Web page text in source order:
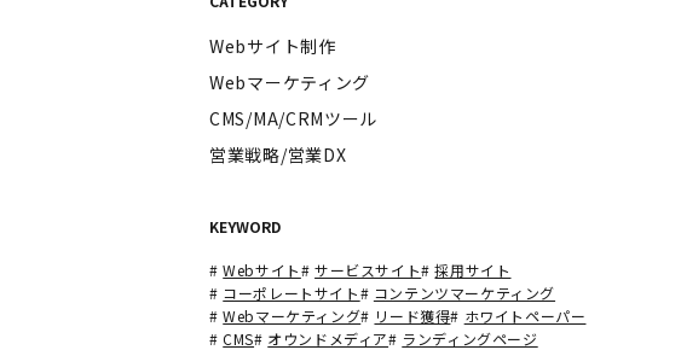
Webサイト制作
Webマーケティング
CMS/MA/CRMツール
営業戦略/営業DX
KEYWORD
#Webサイト#サービスサイト#採用サイト
# コーポレートサイト# コンテンツマーケティング
#Webマーケティング# リード獲得# ホワイトペーパー
#CMS# オウンドメディア# ランディングページ